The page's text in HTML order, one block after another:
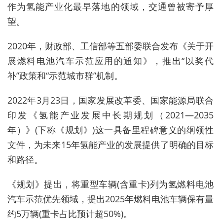
作为氢能产业化最早落地的领域，交通曾被寄予厚
望。
2020年，财政部、 工信部等五部委联合发布《关于开
展燃料电池汽车示范应用的通知》，推出“以奖代
补”政策和“示范城市群”机制。
2022年3月23日，国家发展改革委、国家能源局联合
印发《氢能产业发展中长期规划（2021—2035
年）》 (下称《规划》)这一具备里程碑意义的纲领性
文件，为未来15年氢能产业的发展提供了明确的目标
和路径。
《规划》提出， 将重型车辆(含重卡)列为氢燃料电池
汽车示范优先领域，提出2025年燃料电池车辆保有量
约5万辆(重卡占比预计超50%)。